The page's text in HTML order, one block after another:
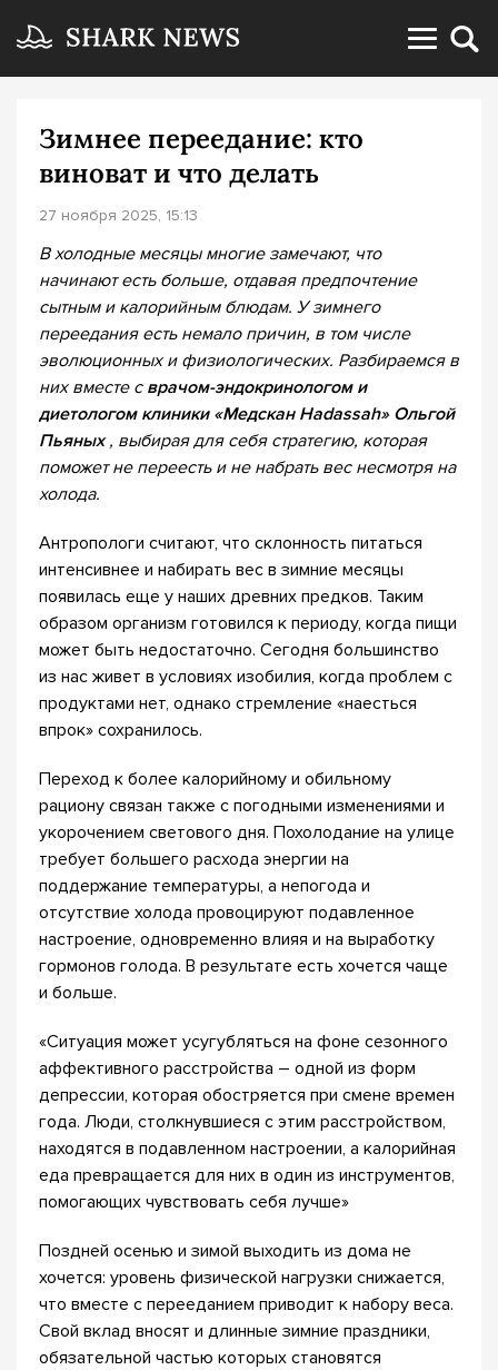
Зимнее переедание: кто
виноват и что делать
27 ноября 2025, 15:13
В холодные месяцы многие замечают, что
начинают есть больше, отдавая предпочтение
сытным и калорийным блюдам. У зимнего
переедания есть немало причин, в том числе
эволюционных и физиологических. Разбираемся в
них вместес врачом-эндокринологом и
диетологом клиники «Медскан Hadassah» Ольгой
Пьяных, выбирая для себя стратегию, которая
поможет не переесть и не набрать вес несмотря на
холода.
Антропологи считают, что склонность питаться
интенсивнее и набирать вес в зимние месяцы
появилась еще у наших древних предков. Таким
образом организм готовился к периоду, когда пищи
может быть недостаточно. Сегодня большинство
из нас живет в условиях изобилия, когда проблем с
продуктами нет, однако стремление «наесться
впрок» сохранилось.
Переход к более калорийному и обильному
рациону связан также с погодными изменениями и
укорочением светового дня. Похолодание на улице
требует большего расхода энергии на
поддержание температуры, а непогода и
отсутствие холода провоцируют подавленное
настроение, одновременно влияя и на выработку
гормонов голода. В результате есть хочется чаще
и больше.
«Ситуация может усугубляться на фоне сезонного
аффективного расстройства – одной из форм
депрессии, которая обостряется при смене времен
года. Люди, столкнувшиеся с этим расстройством,
находятся в подавленном настроении, а калорийная
еда превращается для них в один из инструментов,
помогающих чувствовать себя лучше»
Поздней осенью и зимой выходить из дома не
хочется: уровень физической нагрузки снижается,
что вместе с перееданием приводит к набору веса.
Свой вклад вносят и длинные зимние праздники,
обязательной частью которых становятся